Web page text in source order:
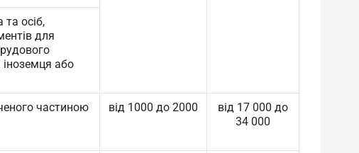
осіб,
для
або
частиною
від 1000 до 2000
від 17 000 до
34 000